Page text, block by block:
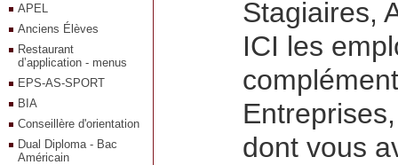
APEL
Anciens Élèves
Restaurant
d’application - menus
EPS-AS-SPORT
BIA
Conseillère d'orientation
Dual Diploma - Bac
Américain
Stagiaires,
ICI les
dont vous